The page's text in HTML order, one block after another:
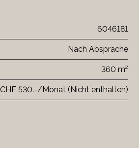
6046181
Nach Absprache
360 m²
CHF 530.-/Monat (Nicht enthalten)